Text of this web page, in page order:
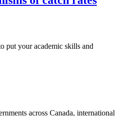
put your academic skills and
across Canada, international